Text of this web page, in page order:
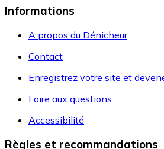
Informations
A propos du Dénicheur
Contact
Enregistrez votre site et
Foire aux questions
Accessibilité
Règles et recommandations